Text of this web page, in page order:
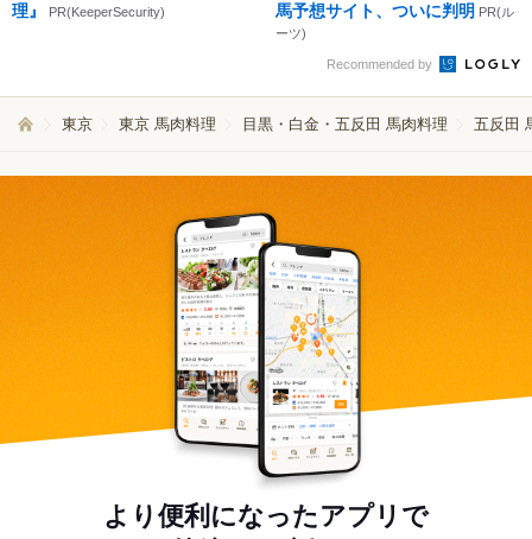
理』
PR(KeeperSecurity)
馬予想サイト、ついに判明 PR(ル
ーツ)
Recommended by
東京 東京 馬肉料理 目黒・白金・五反田 馬肉料理 五反田
より便利になったアプリで